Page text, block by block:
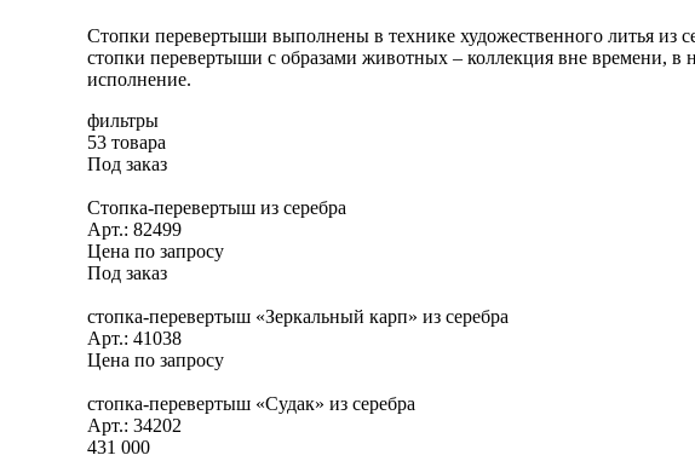
Стопки перевертыши выполнены в технике художественного литья из
стопки перевертыши с образами животных – коллекция вне времени, в
исполнение.
фильтры
53 товара
Под заказ
Стопка-перевертыш из серебра
Арт.: 82499
Цена по запросу
Под заказ
стопка-перевертыш «Зеркальный карп» из серебра
Арт.: 41038
Цена по запросу
стопка-перевертыш «Судак» из серебра
Арт.: 34202
431 000